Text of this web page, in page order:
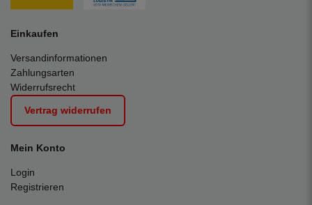
Einkaufen
Versandinformationen
Zahlungsarten
Widerrufsrecht
Vertrag widerrufen
Mein Konto
Login
Registrieren